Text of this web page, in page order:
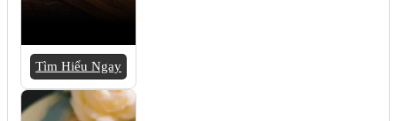
Tìm Hiểu Ngay